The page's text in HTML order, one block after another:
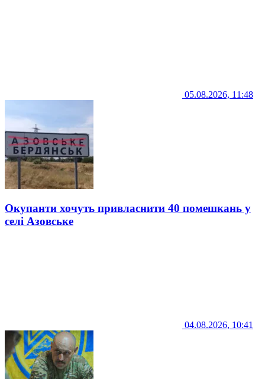
05.08.2026, 11:48
Окупанти хочуть привласнити 40 помешкань у
селі Азовське
04.08.2026, 10:41